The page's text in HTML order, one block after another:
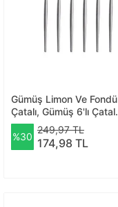
Gümüş Limon Ve Fondü
Çatalı, Gümüş 6'lı Çatal
Takımı 13 Cm
%30
249,97 TL
174,98 TL